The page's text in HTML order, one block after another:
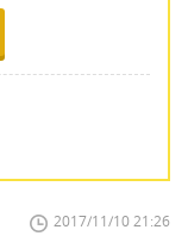
2017/11/10 21:26